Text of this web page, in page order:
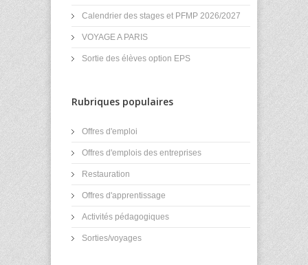
Calendrier des stages et PFMP 2026/2027
VOYAGE A PARIS
Sortie des élèves option EPS
Rubriques populaires
Offres d'emploi
Offres d'emplois des entreprises
Restauration
Offres d'apprentissage
Activités pédagogiques
Sorties/voyages